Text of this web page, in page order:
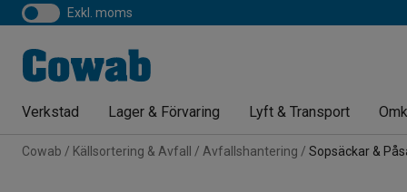
exkl. moms
Verkstad Lager & Förvaring Lyft & Transport
Cowab Källsortering & Avfall Avfallshantering Sopsäckar &